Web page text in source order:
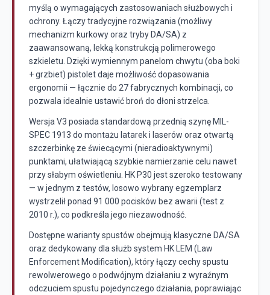
myślą o wymagających zastosowaniach służbowych i
ochrony. Łączy tradycyjne rozwiązania (możliwy
mechanizm kurkowy oraz tryby DA/SA) z
zaawansowaną, lekką konstrukcją polimerowego
szkieletu. Dzięki wymiennym panelom chwytu (oba boki
+ grzbiet) pistolet daje możliwość dopasowania
ergonomii — łącznie do 27 fabrycznych kombinacji, co
pozwala idealnie ustawić broń do dłoni strzelca.
Wersja V3 posiada standardową przednią szynę MIL-
SPEC 1913 do montażu latarek i laserów oraz otwartą
szczerbinkę ze świecącymi (nieradioaktywnymi)
punktami, ułatwiającą szybkie namierzanie celu nawet
przy słabym oświetleniu. HK P30 jest szeroko testowany
— w jednym z testów, losowo wybrany egzemplarz
wystrzelił ponad 91 000 pocisków bez awarii (test z
2010 r.), co podkreśla jego niezawodność.
Dostępne warianty spustów obejmują klasyczne DA/SA
oraz dedykowany dla służb system HK LEM (Law
Enforcement Modification), który łączy cechy spustu
rewolwerowego o podwójnym działaniu z wyraźnym
odczuciem spustu pojedynczego działania, poprawiając